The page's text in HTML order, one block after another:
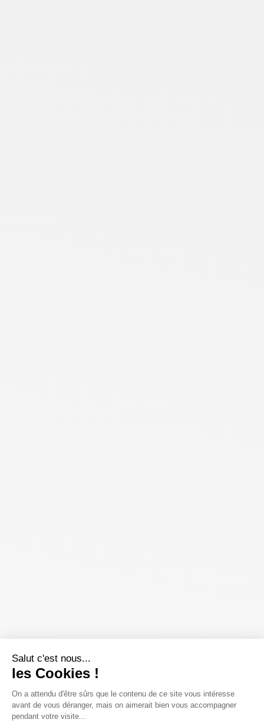
Salut c'est nous...
les Cookies !
On a attendu d'être sûrs que le contenu de ce site vous intéresse
avant de vous déranger, mais on aimerait bien vous accompagner
pendant votre visite...